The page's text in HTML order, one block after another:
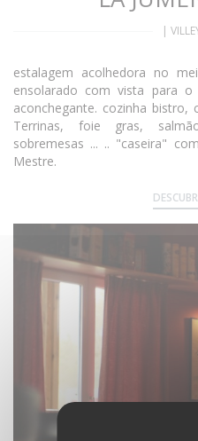
|
estalagem acolhedora no
ensolarado com vista para
aconchegante. cozinha bistro,
Terrinas, foie gras,
sobremesas ... .. "caseira"
Mestre.